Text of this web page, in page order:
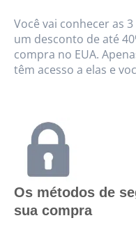
Você vai conhecer as
um desconto de até
compra no EUA.
têm acesso a elas e
Os métodos de
sua compra